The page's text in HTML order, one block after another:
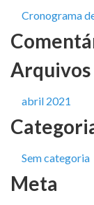
Cronograma
Arquivos
abril 2021
Sem categoria
Meta